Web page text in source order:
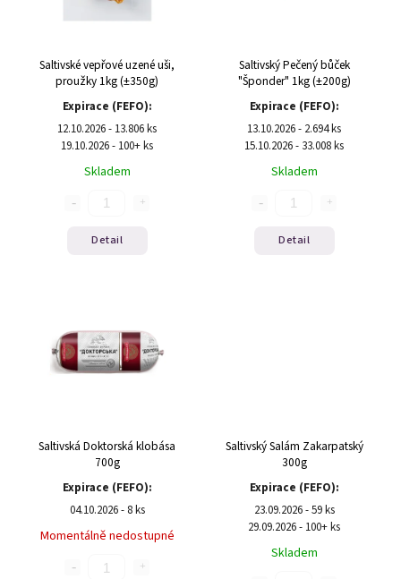
Saltivské vepřové uzené uši,
proužky 1kg (±350g)
Expirace (FEFO):
12.10.2026 - 13.806 ks
19.10.2026 - 100+ ks
Skladem
Detail
Saltivský Pečený bůček
"Šponder" 1kg (±200g)
Expirace (FEFO):
13.10.2026 - 2.694 ks
15.10.2026 - 33.008 ks
Skladem
Detail
Saltivská Doktorská klobása
700g
Expirace (FEFO):
04.10.2026 - 8 ks
Momentálně nedostupné
Saltivský Salám Zakarpatský
300g
Expirace (FEFO):
23.09.2026 - 59 ks
29.09.2026 - 100+ ks
Skladem